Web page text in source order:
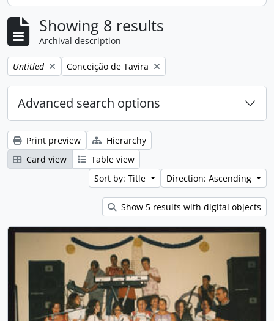
Showing 8 results
Archival description
Remove filter:
Untitled Remove filter:
Conceição de Tavira
Advanced search options
Print preview
Hierarchy
Card view
Table view
Sort by: Title
Direction: Ascending
Show 5 results with digital objects